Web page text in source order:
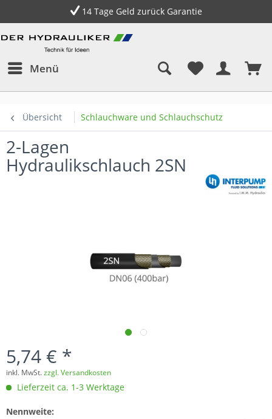
14 Tage Geld zurück Garantie
Menü
Übersicht Schlauchware und Schlauchschutz
2-Lagen
Hydraulikschlauch 2SN
5,74 € *
inkl. MwSt.zzgl. Versandkosten
Lieferzeit ca. 1-3 Werktage
Nennweite: